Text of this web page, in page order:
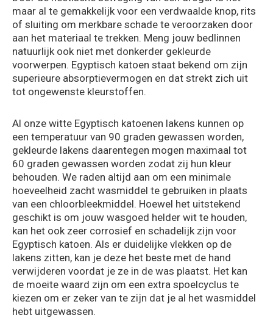
maar al te gemakkelijk voor een verdwaalde knop, rits
of sluiting om merkbare schade te veroorzaken door
aan het materiaal te trekken. Meng jouw bedlinnen
natuurlijk ook niet met donkerder gekleurde
voorwerpen. Egyptisch katoen staat bekend om zijn
superieure absorptievermogen en dat strekt zich uit
tot ongewenste kleurstoffen.
Al onze witte Egyptisch katoenen lakens kunnen op
een temperatuur van 90 graden gewassen worden,
gekleurde lakens daarentegen mogen maximaal tot
60 graden gewassen worden zodat zij hun kleur
behouden. We raden altijd aan om een minimale
hoeveelheid zacht wasmiddel te gebruiken in plaats
van een chloorbleekmiddel. Hoewel het uitstekend
geschikt is om jouw wasgoed helder wit te houden,
kan het ook zeer corrosief en schadelijk zijn voor
Egyptisch katoen. Als er duidelijke vlekken op de
lakens zitten, kan je deze het beste met de hand
verwijderen voordat je ze in de was plaatst. Het kan
de moeite waard zijn om een extra spoelcyclus te
kiezen om er zeker van te zijn dat je al het wasmiddel
hebt uitgewassen.